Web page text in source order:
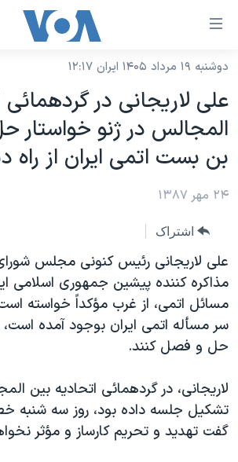
لینکهای
دسترسی
جهش
به
محتوای
اصلی
به
صفحه
جهش
به
جستجو
نسخه سبک وب‌سایت
موضوع ها
ایران
آمریکا
جهان
ورزشی
گزیده‌ها
ویژه برنامه‌ها
ویدیوها
حقوق شهروندی
برنامه های تلویزیونی
جدول برنامه ها
صفحه‌های ویژه
جام جهانی ۲۰۲۶
عملیات خشم حماسی
۲۵۰سالگی آمریکا
بایگانی برنامه‌های تلویزیونی
انتخابات ریاست جمهوری آمریکا ۲۰۲۴
حمله جمهوری اسلامی به اسرائیل
فرکانس‌های صدای آمریکا
پخش رادیویی
یادگیری زبان انگلیسی
دوشنبه ۱۹ مرداد ۱۴۰۵ ایران ۱۲:۱۷
علی لاريجانی در
المجالس در ژنو
بن بست اتمی ايران از راه
۲۴ مهر ۱۳۸۷
اشتراک
علی لاريجانی رئيس کنونی مجلس
مذاکره کننده پيشين جمهوری اسلامی
مسائل اتمی، از غرب مؤکداً خواسته
سر مسأله اتمی ايران بوجود آمده است،
حل و فصل کنند.
لاريجانی، در گردهمائی اتحاديه بين
تشکيل جلسه داده بود، روز سه شنبه
گفت تهديد و تحريم کارساز و مؤثر